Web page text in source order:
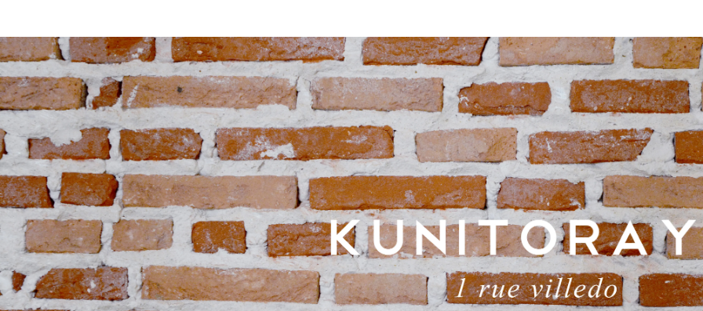
Nullam quis risus eget urna mollis ornare vel eu
leo. Aenean lacinia bibendum nulla sed
consectetur. Aenean lacinia bibendum nulla sed
consectetur. Maecenas faucibus mollis interdum.
Maecenas faucibus mollis interdum. Etiam porta
sem malesuada magna mollis euismod.
JAPAN
FOOD
À